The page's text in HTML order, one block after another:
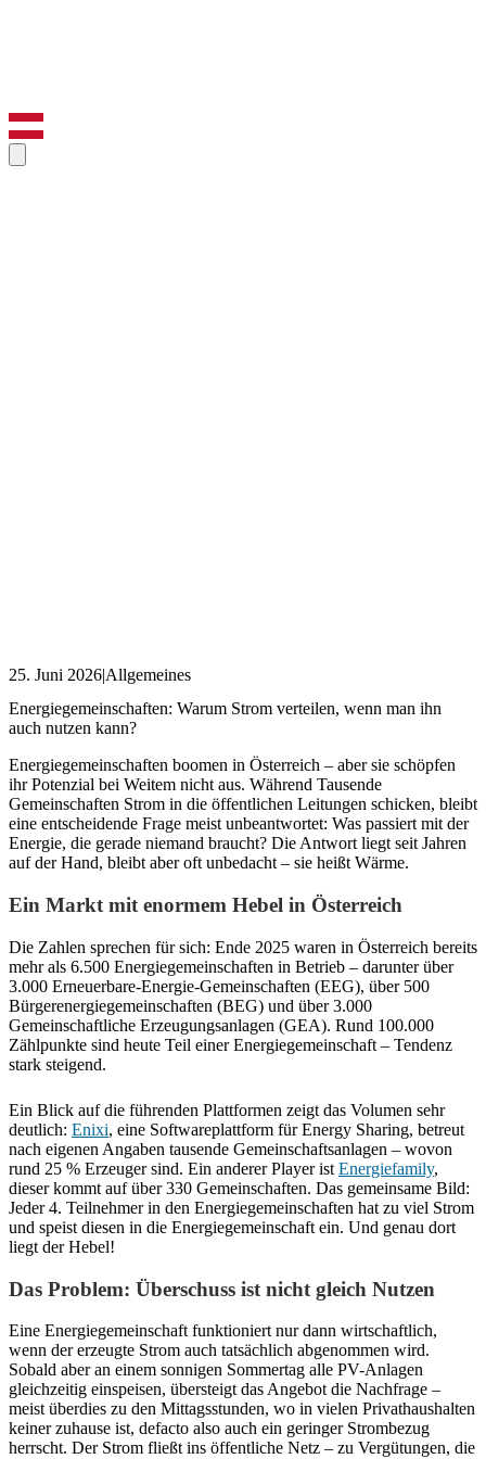
25. Juni 2026|Allgemeines
Energiegemeinschaften: Warum Strom verteilen, wenn man ihn
auch nutzen kann?
Energiegemeinschaften boomen in Österreich – aber sie schöpfen
ihr Potenzial bei Weitem nicht aus. Während Tausende
Gemeinschaften Strom in die öffentlichen Leitungen schicken, bleibt
eine entscheidende Frage meist unbeantwortet: Was passiert mit der
Energie, die gerade niemand braucht? Die Antwort liegt seit Jahren
auf der Hand, bleibt aber oft unbedacht – sie heißt Wärme.
Ein Markt mit enormem Hebel in Österreich
Die Zahlen sprechen für sich: Ende 2025 waren in Österreich bereits
mehr als 6.500 Energiegemeinschaften in Betrieb – darunter über
3.000 Erneuerbare-Energie-Gemeinschaften (EEG), über 500
Bürgerenergiegemeinschaften (BEG) und über 3.000
Gemeinschaftliche Erzeugungsanlagen (GEA). Rund 100.000
Zählpunkte sind heute Teil einer Energiegemeinschaft – Tendenz
stark steigend.
Ein Blick auf die führenden Plattformen zeigt das Volumen sehr
deutlich: Enixi, eine Softwareplattform für Energy Sharing, betreut
nach eigenen Angaben tausende Gemeinschaftsanlagen – wovon
rund 25 % Erzeuger sind. Ein anderer Player ist Energiefamily,
dieser kommt auf über 330 Gemeinschaften. Das gemeinsame Bild:
Jeder 4. Teilnehmer in den Energiegemeinschaften hat zu viel Strom
und speist diesen in die Energiegemeinschaft ein. Und genau dort
liegt der Hebel!
Das Problem: Überschuss ist nicht gleich Nutzen
Eine Energiegemeinschaft funktioniert nur dann wirtschaftlich,
wenn der erzeugte Strom auch tatsächlich abgenommen wird.
Sobald aber an einem sonnigen Sommertag alle PV-Anlagen
gleichzeitig einspeisen, übersteigt das Angebot die Nachfrage –
meist überdies zu den Mittagsstunden, wo in vielen Privathaushalten
keiner zuhause ist, defacto also auch ein geringer Strombezug
herrscht. Der Strom fließt ins öffentliche Netz – zu Vergütungen, die